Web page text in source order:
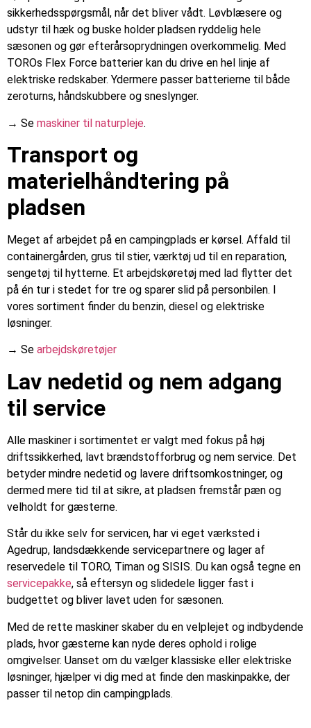
sikkerhedsspørgsmål, når det bliver vådt. Løvblæsere og
udstyr til hæk og buske holder pladsen ryddelig hele
sæsonen og gør efterårsoprydningen overkommelig. Med
TOROs Flex Force batterier kan du drive en hel linje af
elektriske redskaber. Ydermere passer batterierne til både
zeroturns, håndskubbere og sneslynger.
→ Se maskiner til naturpleje.
Transport og
materielhåndtering på
pladsen
Meget af arbejdet på en campingplads er kørsel. Affald til
containergården, grus til stier, værktøj ud til en reparation,
sengetøj til hytterne. Et arbejdskøretøj med lad flytter det
på én tur i stedet for tre og sparer slid på personbilen. I
vores sortiment finder du benzin, diesel og elektriske
løsninger.
→ Se arbejdskøretøjer
Lav nedetid og nem adgang
til service
Alle maskiner i sortimentet er valgt med fokus på høj
driftssikkerhed, lavt brændstofforbrug og nem service. Det
betyder mindre nedetid og lavere driftsomkostninger, og
dermed mere tid til at sikre, at pladsen fremstår pæn og
velholdt for gæsterne.
Står du ikke selv for servicen, har vi eget værksted i
Agedrup, landsdækkende servicepartnere og lager af
reservedele til TORO, Timan og SISIS. Du kan også tegne en
servicepakke, så eftersyn og slidedele ligger fast i
budgettet og bliver lavet uden for sæsonen.
Med de rette maskiner skaber du en velplejet og indbydende
plads, hvor gæsterne kan nyde deres ophold i rolige
omgivelser. Uanset om du vælger klassiske eller elektriske
løsninger, hjælper vi dig med at finde den maskinpakke, der
passer til netop din campingplads.